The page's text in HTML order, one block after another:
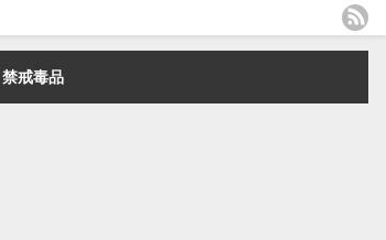
禁戒毒品